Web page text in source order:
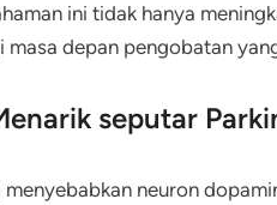
ini tidak hanya
masa depan pengobatan
seputar
neuron